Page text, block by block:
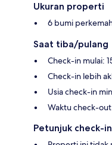
Ukuran properti
6 bumi
Saat tiba/pulang
Check-in mulai:
Check-in lebih
Usia check-in
Waktu check-
Petunjuk check-